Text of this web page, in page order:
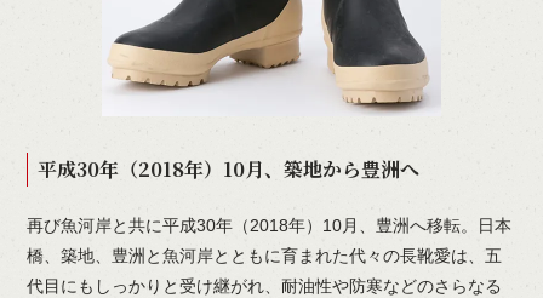
平成30年（2018年）10月、築地から豊洲へ
再び魚河岸と共に平成30年（2018年）10月、豊洲へ移転。日本
橋、築地、豊洲と魚河岸とともに育まれた代々の長靴愛は、五
代目にもしっかりと受け継がれ、耐油性や防寒などのさらなる